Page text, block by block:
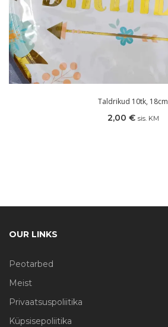
Taldrikud 10tk, 18cm
2,00 € sis. KM
OUR LINKS
Peotarbed
Meist
Privaatsuspoliitika
Küpsisepoliitika